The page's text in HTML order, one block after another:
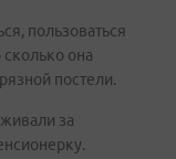
пользоваться
она
постели.
за